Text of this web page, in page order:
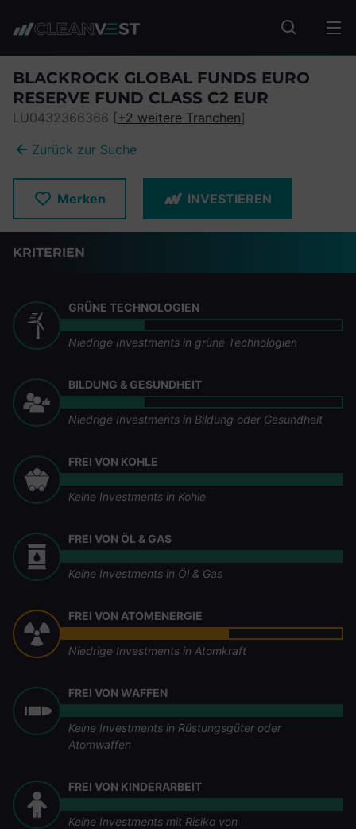
Fonds
BLACKROCK GLOBAL FUNDS EURO
RESERVE FUND CLASS C2 EUR
LU0432366366 [+2 weitere Tranchen]
Zurück zur Suche
Merken INVESTIEREN
KRITERIEN
GRÜNE TECHNOLOGIEN
Niedrige Investments in grüne Technologien
BILDUNG & GESUNDHEIT
Niedrige Investments in Bildung oder Gesundheit
FREI VON KOHLE
Keine Investments in Kohle
FREI VON ÖL & GAS
Keine Investments in Öl & Gas
FREI VON ATOMENERGIE
Niedrige Investments in Atomkraft
FREI VON WAFFEN
Keine Investments in Rüstungsgüter oder
Atomwaffen
FREI VON KINDERARBEIT
Keine Investments mit Risiko von